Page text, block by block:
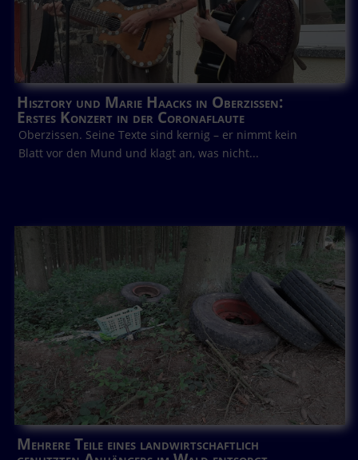
Hisztory und Marie Haacks in Oberzissen:
Erstes Konzert in der Coronaflaute
Oberzissen. Seine Texte sind kernig – er nimmt kein
Blatt vor den Mund und klagt an, was nicht...
Mehrere Teile eines landwirtschaftlich